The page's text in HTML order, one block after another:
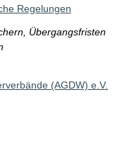
Regelungen
Übergangsfristen
(AGDW) e.V.